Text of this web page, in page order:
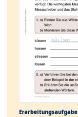
Erarbeitungs­aufgabe